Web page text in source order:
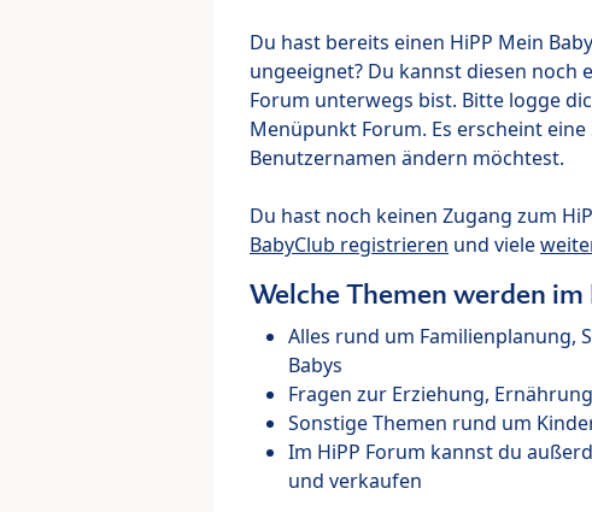
Du hast bereits einen HiPP Mein
ungeeignet? Du kannst diesen noch
Forum unterwegs bist. Bitte logge
Menüpunkt Forum. Es erscheint
Benutzernamen ändern möchtest.
Du hast noch keinen Zugang zum
BabyClub registrieren und viele
Welche Themen werden
Alles rund um Familienplanung,
Babys
Fragen zur Erziehung,
Sonstige Themen rund um
Im HiPP Forum kannst du
und verkaufen